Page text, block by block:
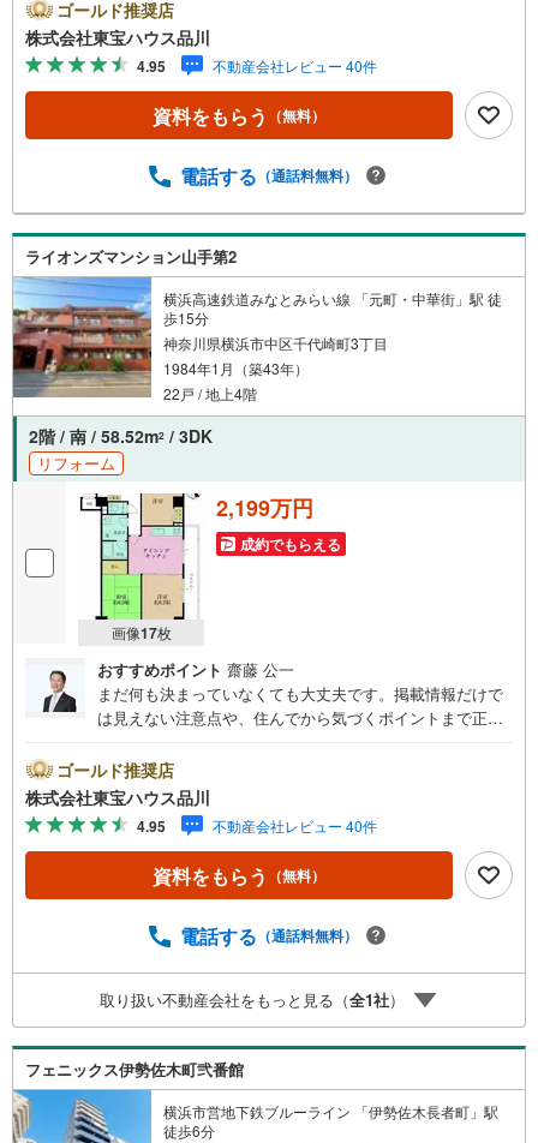
hoo！ 不動産キャンペーン対象店舗】当店で物件を成約す
るとPayPayボーナスライトがもらえる「Yahoo！ 不動産
物件ご成約キャンペーン」の対象になります。「資料をも
らう」「見学予約をする」ボタンからお問い合わせくださ
い。※必ずYahoo！ JAPAN IDでログインしてください。※P
ayPayボーナスライトは出金と譲渡はできません。ご案
問い合わせも常時受け付けております！お気軽にお問い合
ゴールド推奨店
株式会社東宝ハウス品川
4.95 不動産会社レビュー 40件
資料をもらう （無料）
電話する （通話料無料）
ライオンズマンション山手第2
横浜高速鉄道みなとみらい線 「元町・中華街」駅 徒
歩15分
神奈川県横浜市中区千代崎町3丁目
1984年1月（築43年）
22戸 / 地上4階
2階 / 南 / 58.52m2 / 3DK
リフォーム
画像17枚
2,199万円
成約でもらえる
おすすめポイント 齋藤 公一
まだ何も決まっていなくても大丈夫です。掲載情報だけで
は見えない注意点や、住んでから気づくポイントまで正直
とも包み隠さずお伝えし、「納得して選ぶ」ためのサポー
トを大切にしています。現地でしか分からないリアルな情
報も含めて、一緒に後悔しない住まい探しを進めていきま
しょう。まずはお気軽にご相談ください。【Yahoo！ 不動
産キャンペーン対象店舗】当店で物件を成約するとPayPay
ボーナスライトがもらえる「Yahoo！ 不動産 物件ご成約キ
予約をする」ボタンからお問い合わせください。※必ずYah
のご請求はお気軽にどうぞ♪お電話でのお問い合わせも常
時受け付けております！お気軽にお問い合わせください。
ゴールド推奨店
株式会社東宝ハウス品川
4.95 不動産会社レビュー 40件
資料をもらう （無料）
電話する （通話料無料）
取り扱い不動産会社をもっと見る（全1社）
フェニックス伊勢佐木町弐番館
横浜市営地下鉄ブルーライン 「伊勢佐木長者町」駅
徒歩6分